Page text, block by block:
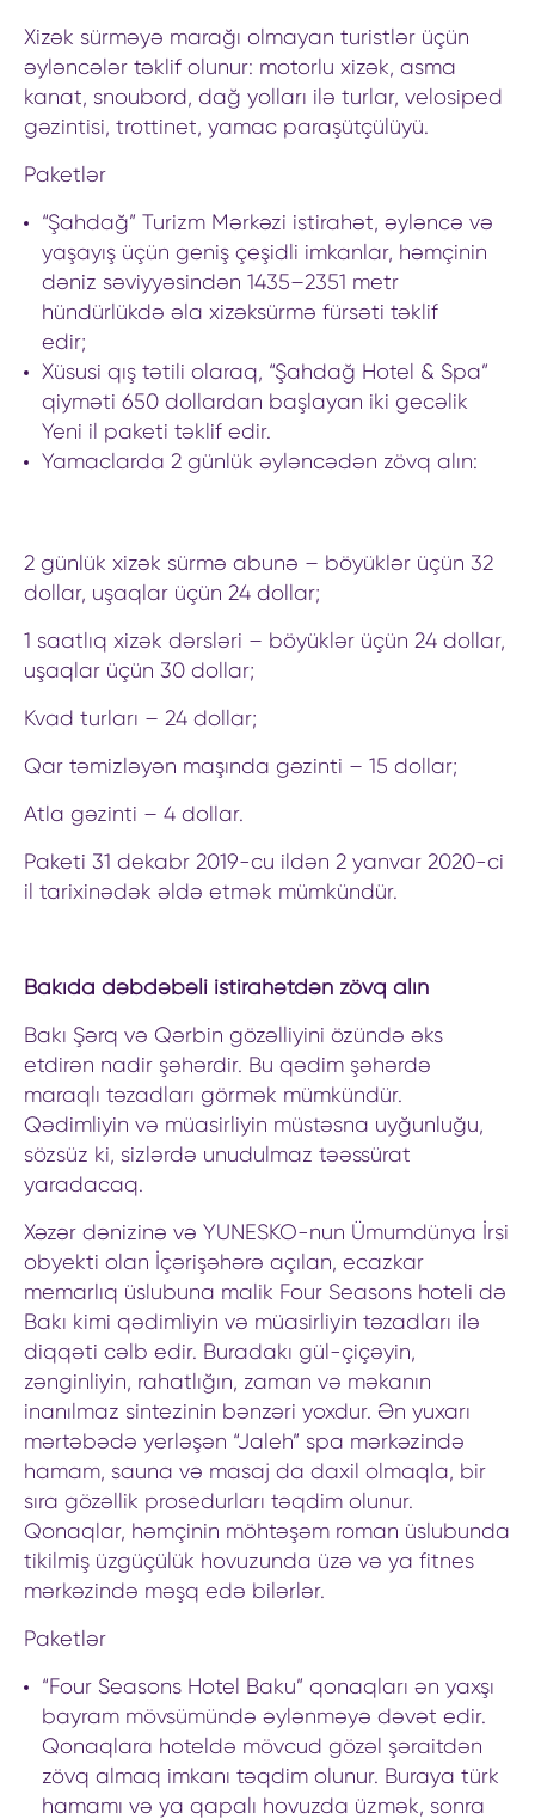
Xizək sürməyə marağı olmayan turistlər üçün
əyləncələr təklif olunur: motorlu xizək, asma
kanat, snoubord, dağ yolları ilə turlar, velosiped
gəzintisi, trottinet, yamac paraşütçülüyü.
Paketlər
“Şahdağ” Turizm Mərkəzi istirahət, əyləncə və
yaşayış üçün geniş çeşidli imkanlar, həmçinin
dəniz səviyyəsindən 1435–2351 metr
hündürlükdə əla xizəksürmə fürsəti təklif
edir;
Xüsusi qış tətili olaraq, “Şahdağ Hotel & Spa”
qiyməti 650 dollardan başlayan iki gecəlik
Yeni il paketi təklif edir.
Yamaclarda 2 günlük əyləncədən zövq alın:
2 günlük xizək sürmə abunə – böyüklər üçün 32
dollar, uşaqlar üçün 24 dollar;
1 saatlıq xizək dərsləri – böyüklər üçün 24 dollar,
uşaqlar üçün 30 dollar;
Kvad turları – 24 dollar;
Qar təmizləyən maşında gəzinti – 15 dollar;
Atla gəzinti – 4 dollar.
Paketi 31 dekabr 2019-cu ildən 2 yanvar 2020-ci
il tarixinədək əldə etmək mümkündür.
Bakıda dəbdəbəli istirahətdən zövq alın
Bakı Şərq və Qərbin gözəlliyini özündə əks
etdirən nadir şəhərdir. Bu qədim şəhərdə
maraqlı təzadları görmək mümkündür.
Qədimliyin və müasirliyin müstəsna uyğunluğu,
sözsüz ki, sizlərdə unudulmaz təəssürat
yaradacaq.
Xəzər dənizinə və YUNESKO-nun Ümumdünya İrsi
obyekti olan İçərişəhərə açılan, ecazkar
memarlıq üslubuna malik Four Seasons hoteli də
Bakı kimi qədimliyin və müasirliyin təzadları ilə
diqqəti cəlb edir. Buradakı gül-çiçəyin,
zənginliyin, rahatlığın, zaman və məkanın
inanılmaz sintezinin bənzəri yoxdur. Ən yuxarı
mərtəbədə yerləşən “Jaleh” spa mərkəzində
hamam, sauna və masaj da daxil olmaqla, bir
sıra gözəllik prosedurları təqdim olunur.
Qonaqlar, həmçinin möhtəşəm roman üslubunda
tikilmiş üzgüçülük hovuzunda üzə və ya fitnes
mərkəzində məşq edə bilərlər.
Paketlər
“Four Seasons Hotel Baku” qonaqları ən yaxşı
bayram mövsümündə əylənməyə dəvət edir.
Qonaqlara hoteldə mövcud gözəl şəraitdən
zövq almaq imkanı təqdim olunur. Buraya türk
hamamı və ya qapalı hovuzda üzmək, sonra